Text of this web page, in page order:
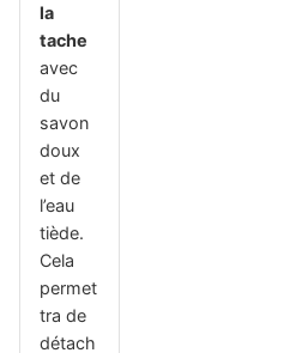
la
tache
avec
du
savon
doux
et de
l’eau
tiède.
Cela
permet
tra de
détach